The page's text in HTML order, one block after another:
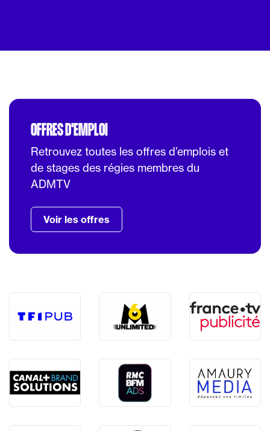
OFFRES D'EMPLOI
Retrouvez toutes les offres d’emplois et
de stages des régies membres du
ADMTV
Voir les offres